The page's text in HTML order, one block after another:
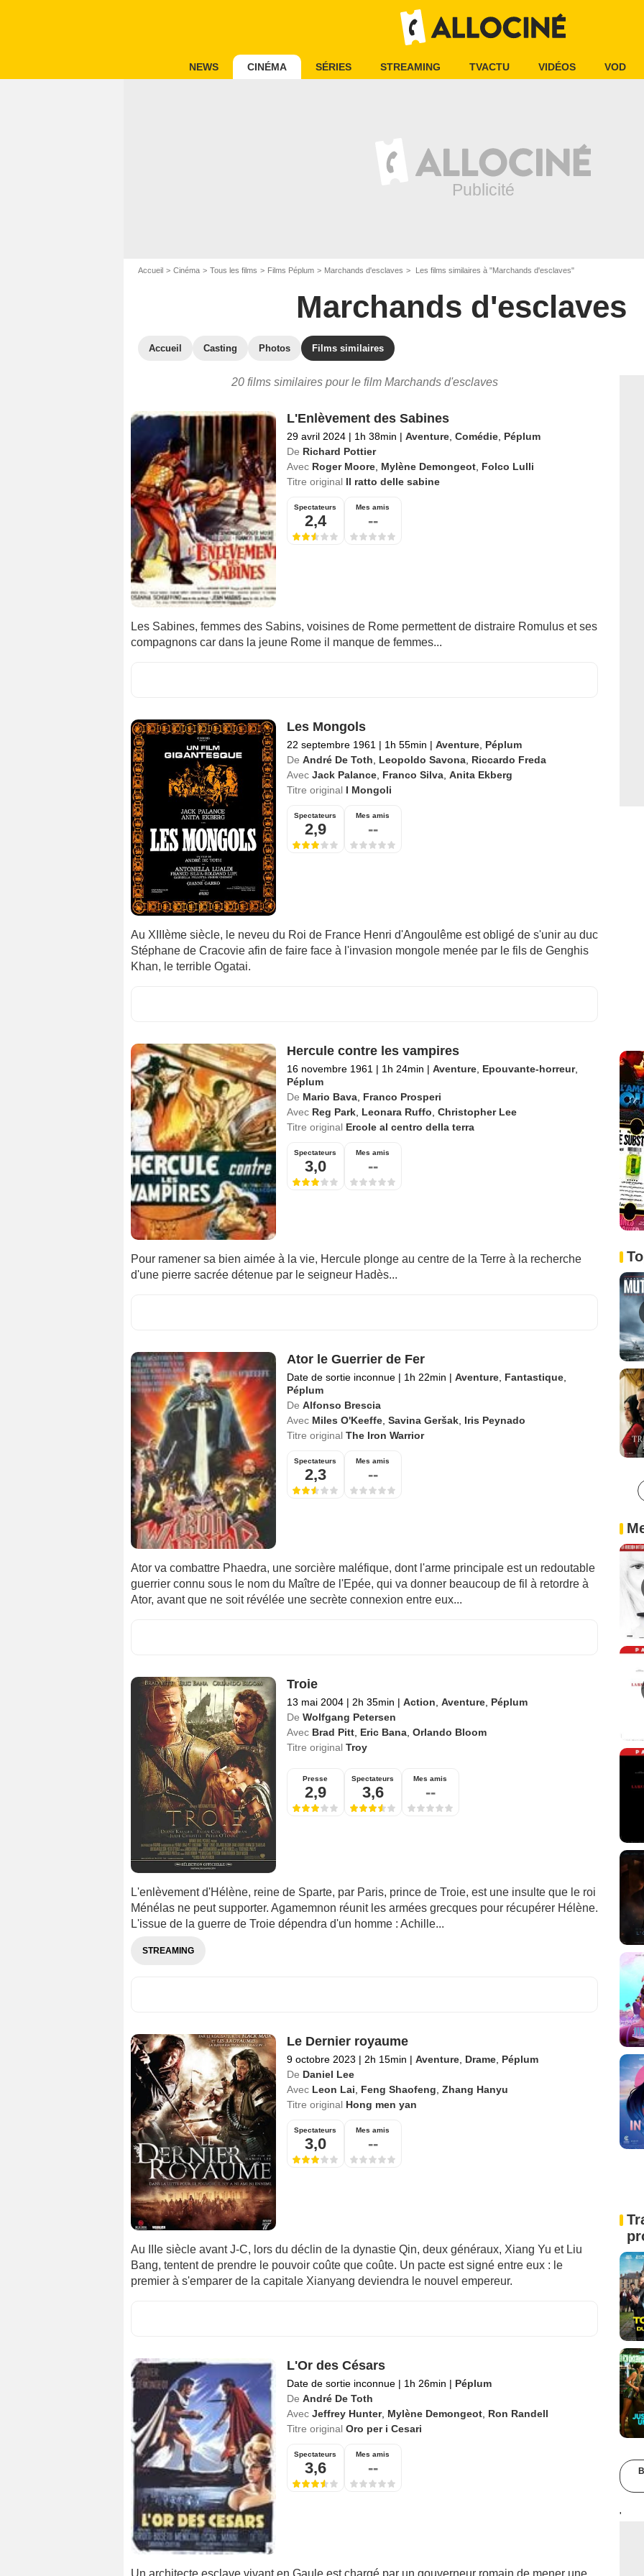
NEWS CINÉMA SÉRIES STREAMING TVACTU VIDÉOS VOD
Accueil Cinéma Tous les films Films Péplum Marchands d'esclaves Les films similaires à "Marchands d'esclaves"
Marchands d'esclaves
Accueil Casting Photos Films similaires
20 films similaires pour le film Marchands d'esclaves
L'Enlèvement des Sabines
29 avril 2024 | 1h 38min | Aventure, Comédie, Péplum
De Richard Pottier
Avec Roger Moore, Mylène Demongeot, Folco Lulli
Titre original Il ratto delle sabine
Spectateurs
2,4
Mes amis
--
Les Sabines, femmes des Sabins, voisines de Rome permettent de distraire Romulus et ses
compagnons car dans la jeune Rome il manque de femmes...
Les Mongols
22 septembre 1961 | 1h 55min | Aventure, Péplum
De André De Toth, Leopoldo Savona, Riccardo Freda
Avec Jack Palance, Franco Silva, Anita Ekberg
Titre original I Mongoli
Spectateurs
2,9
Mes amis
--
Au XIIIème siècle, le neveu du Roi de France Henri d'Angoulême est obligé de s'unir au duc
Stéphane de Cracovie afin de faire face à l'invasion mongole menée par le fils de Genghis
Khan, le terrible Ogatai.
Hercule contre les vampires
16 novembre 1961 | 1h 24min | Aventure, Epouvante-horreur,
Péplum
De Mario Bava, Franco Prosperi
Avec Reg Park, Leonara Ruffo, Christopher Lee
Titre original Ercole al centro della terra
Spectateurs
3,0
Mes amis
--
Pour ramener sa bien aimée à la vie, Hercule plonge au centre de la Terre à la recherche
d'une pierre sacrée détenue par le seigneur Hadès...
Ator le Guerrier de Fer
Date de sortie inconnue | 1h 22min | Aventure, Fantastique,
Péplum
De Alfonso Brescia
Avec Miles O'Keeffe, Savina Geršak, Iris Peynado
Titre original The Iron Warrior
Spectateurs
2,3
Mes amis
--
Ator va combattre Phaedra, une sorcière maléfique, dont l'arme principale est un redoutable
guerrier connu sous le nom du Maître de l'Epée, qui va donner beaucoup de fil à retordre à
Ator, avant que ne soit révélée une secrète connexion entre eux...
Troie
13 mai 2004 | 2h 35min | Action Aventure, Péplum
De Wolfgang Petersen
Avec Brad Pitt, Eric Bana, Orlando Bloom
Titre original Troy
Presse
2,9
Spectateurs
3,6
Mes amis
--
L'enlèvement d'Hélène, reine de Sparte, par Paris, prince de Troie, est une insulte que le roi
Ménélas ne peut supporter. Agamemnon réunit les armées grecques pour récupérer Hélène.
L'issue de la guerre de Troie dépendra d'un homme : Achille...
STREAMING
Le Dernier royaume
9 octobre 2023 | 2h 15min | Aventure, Drame, Péplum
De Daniel Lee
Avec Leon Lai Feng Shaofeng Zhang Hanyu
Titre original Hong men yan
Spectateurs
3,0
Mes amis
--
Au IIIe siècle avant J-C, lors du déclin de la dynastie Qin, deux généraux, Xiang Yu et Liu
Bang, tentent de prendre le pouvoir coûte que coûte. Un pacte est signé entre eux : le
premier à s'emparer de la capitale Xianyang deviendra le nouvel empereur.
L'Or des Césars
Date de sortie inconnue | 1h 26min | Péplum
De André De Toth
Avec Jeffrey Hunter, Mylène Demongeot, Ron Randell
Titre original Oro per i Cesari
Spectateurs
3,6
Mes amis
--
Un architecte esclave vivant en Gaule est chargé par un gouverneur romain de mener une
'